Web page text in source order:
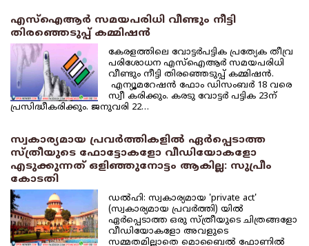
എസ്‌ഐആര്‍ സമയപരിധി വീണ്ടും നീട്ടി
തിരഞ്ഞെടുപ്പ് കമ്മിഷന്‍
കേരളത്തിലെ വോട്ടര്‍പട്ടിക പ്രത്യേക തീവ്ര
പരിശോധന എസ്‌ഐആര്‍ സമയപരിധി
വീണ്ടും നീട്ടി തിരഞ്ഞെടുപ്പ് കമ്മിഷന്‍.
എന്യൂമറേഷന്‍ ഫോം ഡിസംബര്‍ 18 വരെ
സ്വീ കരിക്കും. കരടു വോട്ടര്‍ പട്ടിക 23ന്
പ്രസിദ്ധീകരിക്കും. ജനുവരി 22…
സ്വകാര്യമായ പ്രവര്‍ത്തികളില്‍ ഏര്‍പ്പെടാത്ത
സ്ത്രീയുടെ ഫോട്ടോകളോ വീഡിയോകളോ
എടുക്കുന്നത് ഒളിഞ്ഞുനോട്ടം ആകില്ല: സുപ്രീം
കോടതി
ഡല്‍ഹി: സ്വകാര്യമായ 'private act'
(സ്വകാര്യമായ പ്രവര്‍ത്തി) യില്‍
ഏര്‍പ്പെടാത്ത ഒരു സ്ത്രീയുടെ ചിത്രങ്ങളോ
വീഡിയോകളോ അവളുടെ
സമ്മതമില്ലാതെ മൊബൈല്‍ ഫോണില്‍